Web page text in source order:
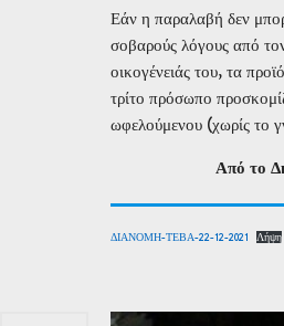
Εάν η παραλαβή δεν
σοβαρούς λόγους από
οικογένειάς του, τα
τρίτο πρόσωπο
ωφελούμενου (χωρίς το
Από το
ΔΙΑΝΟΜΗ-ΤΕΒΑ-22-12-2021 Λήψη